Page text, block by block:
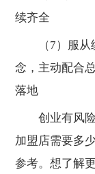
续齐全
（7）服从统
念，主动配合
落地
创业有风险
加盟店需要多
参考。想了解